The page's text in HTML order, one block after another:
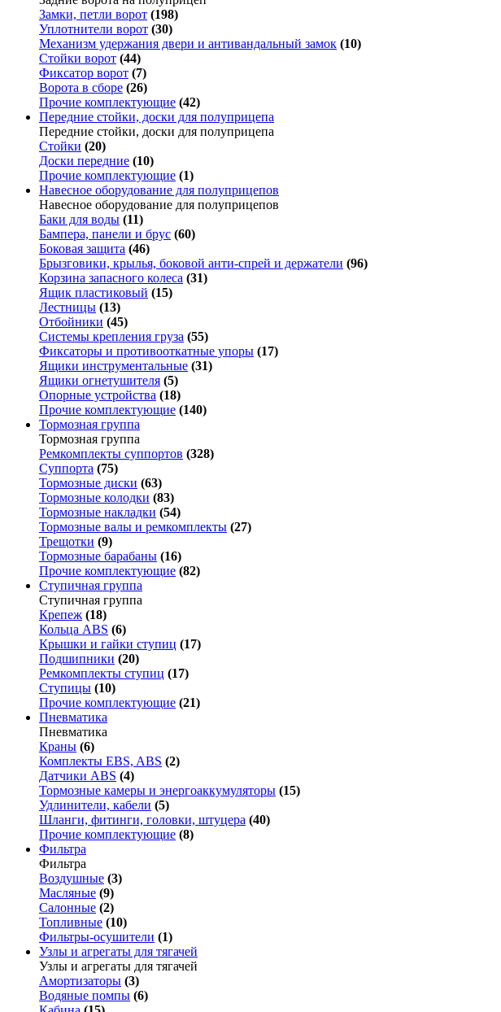
Замки, петли ворот (198)
Уплотнители ворот (30)
Механизм удержания двери и антивандальный замок (10)
Стойки ворот (44)
Фиксатор ворот (7)
Ворота в сборе (26)
Прочие комплектующие (42)
Передние стойки, доски для полуприцепа
Передние стойки, доски для полуприцепа
Стойки (20)
Доски передние (10)
Прочие комплектующие (1)
Навесное оборудование для полуприцепов
Навесное оборудование для полуприцепов
Баки для воды (11)
Бампера, панели и брус (60)
Боковая защита (46)
Брызговики, крылья, боковой анти-спрей и держатели (96)
Корзина запасного колеса (31)
Ящик пластиковый (15)
Лестницы (13)
Отбойники (45)
Системы крепления груза (55)
Фиксаторы и противооткатные упоры (17)
Ящики инструментальные (31)
Ящики огнетушителя (5)
Опорные устройства (18)
Прочие комплектующие (140)
Тормозная группа
Тормозная группа
Ремкомплекты суппортов (328)
Суппорта (75)
Тормозные диски (63)
Тормозные колодки (83)
Тормозные накладки (54)
Тормозные валы и ремкомплекты (27)
Трещотки (9)
Тормозные барабаны (16)
Прочие комплектующие (82)
Ступичная группа
Ступичная группа
Крепеж (18)
Кольца ABS (6)
Крышки и гайки ступиц (17)
Подшипники (20)
Ремкомплекты ступиц (17)
Ступицы (10)
Прочие комплектующие (21)
Пневматика
Пневматика
Краны (6)
Комплекты EBS, ABS (2)
Датчики ABS (4)
Тормозные камеры и энергоаккумуляторы (15)
Удлинители, кабели (5)
Шланги, фитинги, головки, штуцера (40)
Прочие комплектующие (8)
Фильтра
Фильтра
Воздушные (3)
Масляные (9)
Салонные (2)
Топливные (10)
Фильтры-осушители (1)
Узлы и агрегаты для тягачей
Узлы и агрегаты для тягачей
Амортизаторы (3)
Водяные помпы (6)